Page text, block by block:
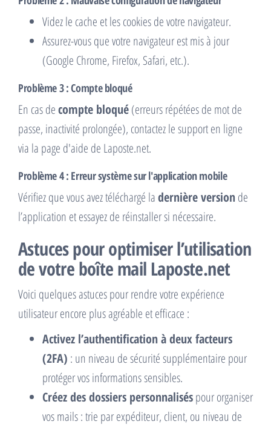
Videz le cache et les cookies de votre navigateur.
Assurez-vous que votre navigateur est mis à jour
(Google Chrome, Firefox, Safari, etc.).
Problème 3 : Compte bloqué
En cas decompte bloqué(erreurs répétées de mot de
passe, inactivité prolongée), contactez le support en ligne
via la page d'aide de Laposte.net.
Problème 4 : Erreur système sur l'application mobile
Vérifiez que vous avez téléchargé ladernière versionde
l’application et essayez de réinstaller si nécessaire.
Astuces pour optimiser l’utilisation
de votre boîte mail Laposte.net
Voici quelques astuces pour rendre votre expérience
utilisateur encore plus agréable et efficace :
Activez l’authentification à deux facteurs
(2FA) : un niveau de sécurité supplémentaire pour
protéger vos informations sensibles.
Créez des dossiers personnaliséspour organiser
vos mails : trie par expéditeur, client, ou niveau de